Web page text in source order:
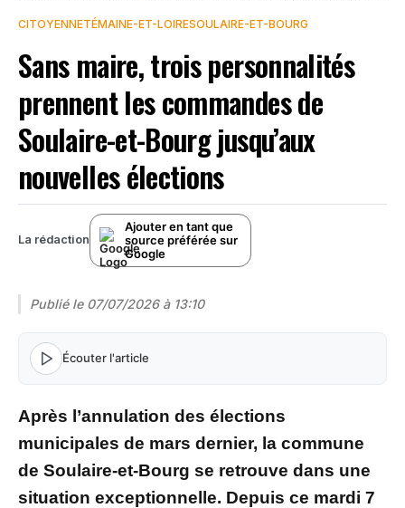
CITOYENNETÉMAINE-ET-LOIRESOULAIRE-ET-BOURG
Sans maire, trois personnalités
prennent les commandes de
Soulaire-et-Bourg jusqu’aux
nouvelles élections
La rédaction
Ajouter en tant que
source préférée sur
Google
Publié le 07/07/2026 à 13:10
Écouter l'article
Après l’annulation des élections
municipales de mars dernier, la commune
de Soulaire-et-Bourg se retrouve dans une
situation exceptionnelle. Depuis ce mardi 7